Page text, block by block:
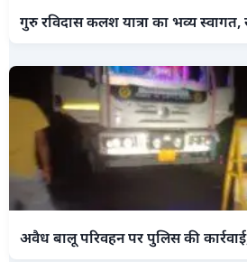
गुरु रविदास कलश यात्रा का भव्य
अवैध बालू परिवहन पर पुलिस की